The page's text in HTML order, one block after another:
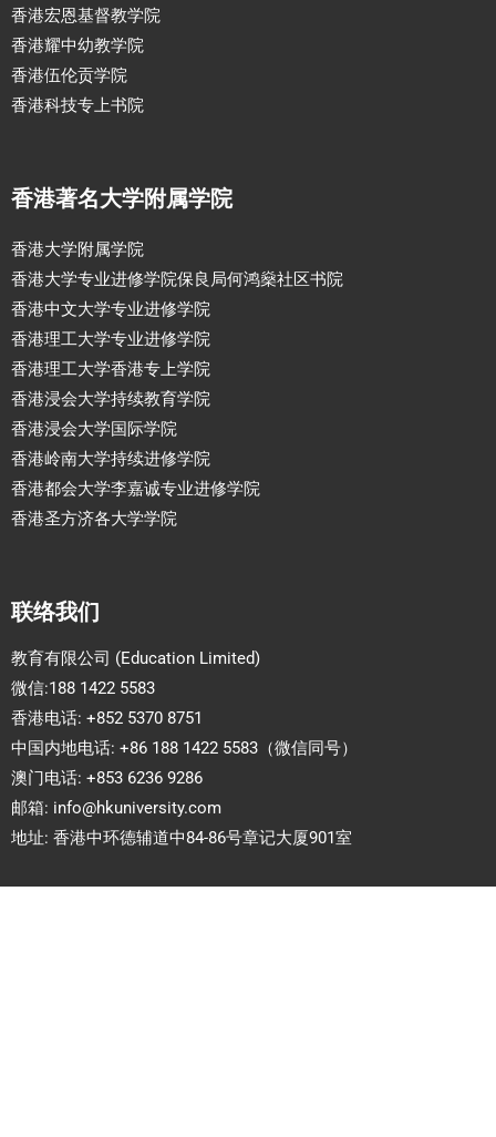
香港宏恩基督教学院
香港耀中幼教学院
香港伍伦贡学院
香港科技专上书院
香港著名大学附属学院
香港大学附属学院
香港大学专业进修学院保良局何鸿燊社区书院
香港中文大学专业进修学院
香港理工大学专业进修学院
香港理工大学香港专上学院
香港浸会大学持续教育学院
香港浸会大学国际学院
香港岭南大学持续进修学院
香港都会大学李嘉诚专业进修学院
香港圣方济各大学学院
联络我们
教育有限公司 (Education Limited)
微信:188 1422 5583
香港电话: +852 5370 8751
中国内地电话: +86 188 1422 5583（微信同号）
澳门电话: +853 6236 9286
邮箱: info@hkuniversity.com
地址: 香港中环德辅道中84-86号章记大厦901室